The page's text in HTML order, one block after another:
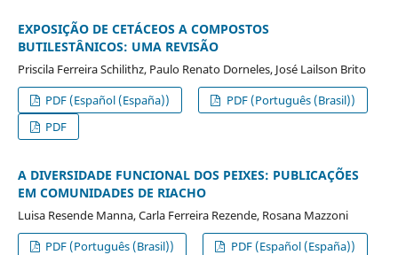
EXPOSIÇÃO DE CETÁCEOS A COMPOSTOS
BUTILESTÂNICOS: UMA REVISÃO
Priscila Ferreira Schilithz, Paulo Renato Dorneles, José Lailson Brito
PDF (Español (España))
PDF (Português (Brasil))
PDF
A DIVERSIDADE FUNCIONAL DOS PEIXES: PUBLICAÇÕES
EM COMUNIDADES DE RIACHO
Luisa Resende Manna, Carla Ferreira Rezende, Rosana Mazzoni
PDF (Português (Brasil))
PDF (Español (España))